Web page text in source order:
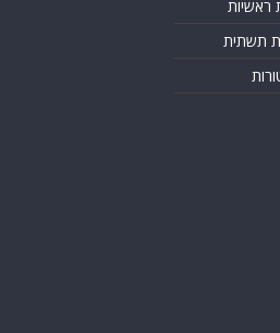
ראשיות
תשתית